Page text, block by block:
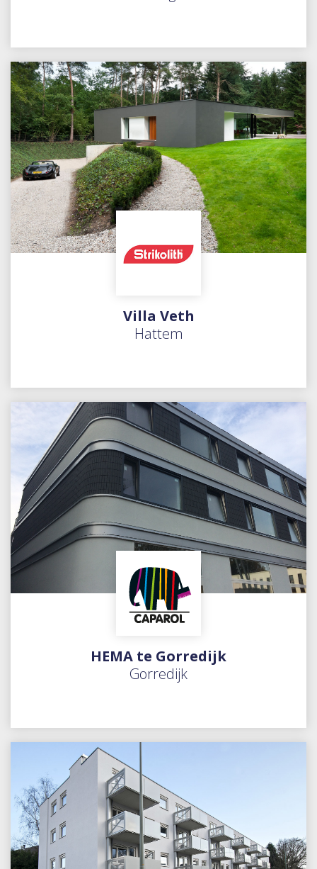
Villa Veth
Hattem
HEMA te Gorredijk
Gorredijk